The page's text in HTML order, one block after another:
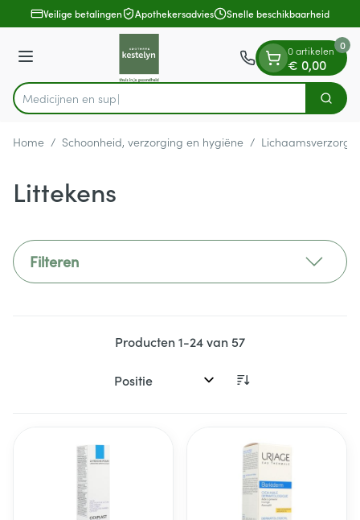
Ga naar de inhoud
1 van 1Veilige betalingen Apothekersadvies Snelle beschikbaarheid
Menu
Product, merk, categorie... Zoek
0 artikelen
€ 0,00
0
Home / Schoonheid, verzorging en hygiëne /
Littekens
Filteren
Producten1-24van57
Sorteer op: